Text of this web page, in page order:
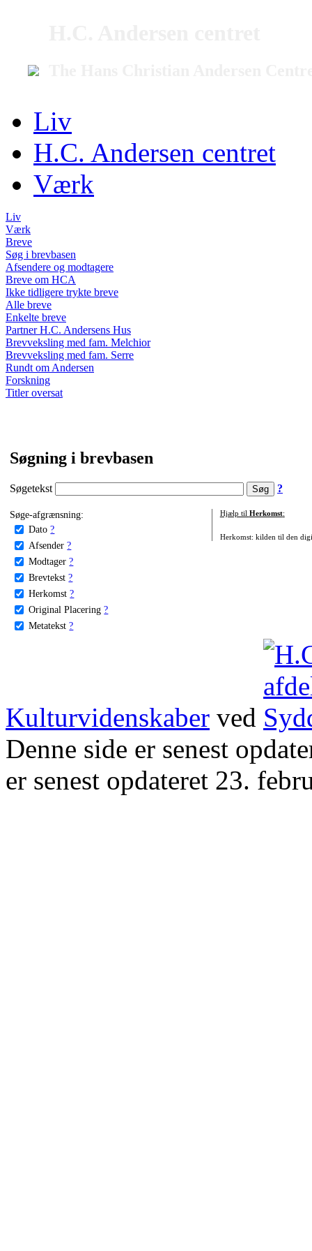
Liv
H.C. Andersen centret
Værk
Liv
Værk
Breve
Søg i brevbasen
Afsendere og modtagere
Breve om HCA
Ikke tidligere trykte breve
Alle breve
Enkelte breve
Partner H.C. Andersens Hus
Brevveksling med fam. Melchior
Brevveksling med fam. Serre
Rundt om Andersen
Forskning
Titler oversat
Søgning i brevbasen
Søgetekst ?
Søge-afgrænsning:
Dato ?
Afsender ?
Modtager ?
Brevtekst ?
Herkomst ?
Original Placering ?
Metatekst ?
Hjælp til Herkomst:
Herkomst: kilden til den
Kulturvidenskaber ved
Denne side er senest
er senest opdateret 23.